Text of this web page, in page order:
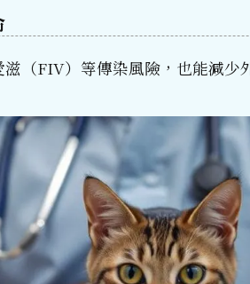
（FIV）等傳染風險，也能減